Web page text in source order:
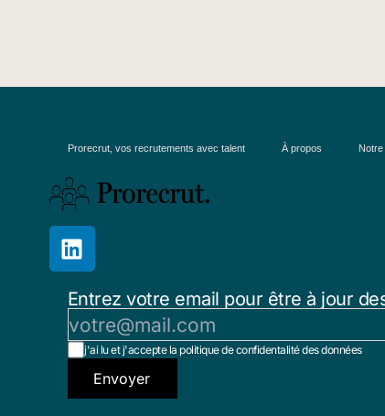
Prorecrut, vos recrutements avec talent À propos Notre
Entrez votre email pour être à jour
j'ai lu et j'accepte la politique de confidentalité des données
Envoyer